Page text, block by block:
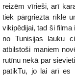
reizēm vīrieši, arī
tiek pārgriezta rīkle
vikipēdijai, tad ši
no Tunisijas lauku
atbilstoši maniem
rutīnu nekā par
patikTu, jo lai arī es